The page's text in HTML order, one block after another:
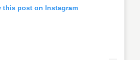
this post on Instagram